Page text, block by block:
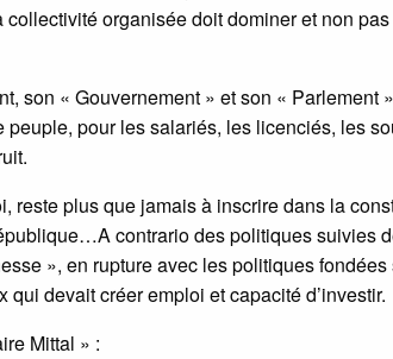
organisée doit dominer et non
son « Gouvernement » et son « Parlement
pour les salariés, les licenciés, les
reste plus que jamais à inscrire dans la
contrario des politiques suivies
», en rupture avec les politiques
devait créer emploi et capacité d’investir.
Mittal » :